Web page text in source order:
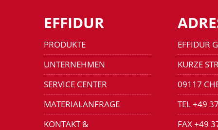
EFFIDUR
PRODUKTE
UNTERNEHMEN
SERVICE CENTER
MATERIALANFRAGE
KONTAKT &
EFFIDUR
KURZE
09117
TEL +49
FAX +49